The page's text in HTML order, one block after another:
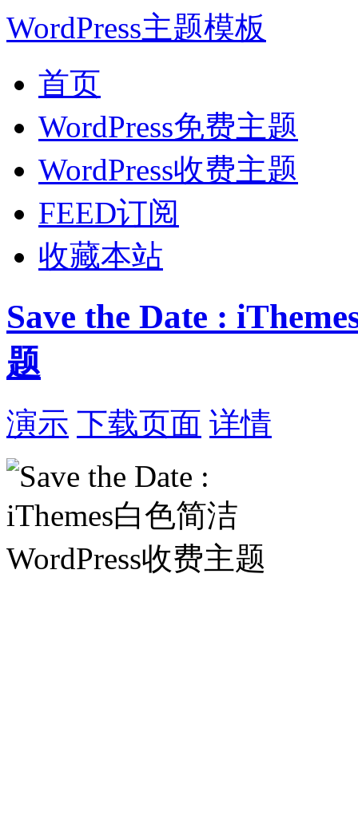
WordPress主题模板
首页
WordPress免费主题
WordPress收费主题
FEED订阅
收藏本站
Save the Date :
题
演示 下载页面 详情